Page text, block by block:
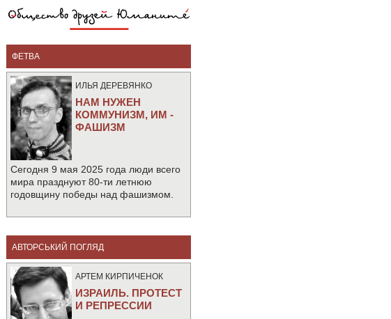
ФЕТВА
ИЛЬЯ ДЕРЕВЯНКО
НАМ НУЖЕН
КОММУНИЗМ, ИМ -
ФАШИЗМ
Сегодня 9 мая 2025 года люди всего
мира празднуют 80-ти летнюю
годовщину победы над фашизмом.
АВТОРСЬКИЙ ПОГЛЯД
АРТЕМ КИРПИЧЕНОК
ИЗРАИЛЬ. ПРОТЕСТ
И РЕПРЕССИИ